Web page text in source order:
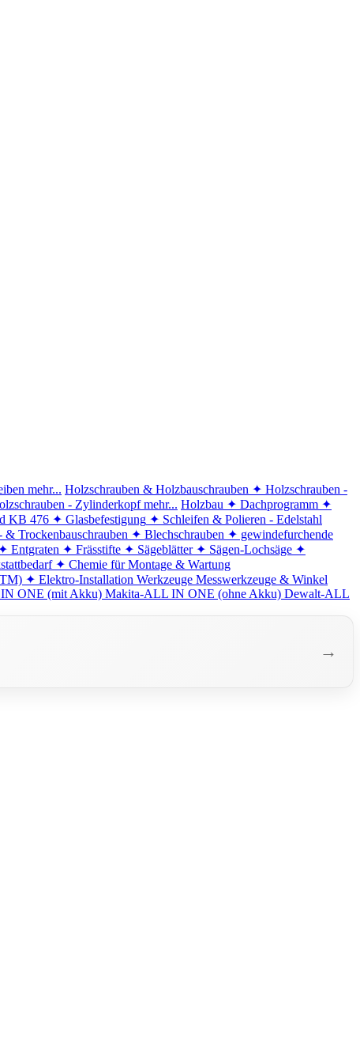
mehr... Holzschrauben & Holzbauschrauben ✦ Holzschrauben -
- Zylinderkopf mehr... Holzbau ✦ Dachprogramm ✦
KB 476 ✦ Glasbefestigung ✦ Schleifen & Polieren - Edelstahl
& Trockenbauschrauben ✦ Blechschrauben ✦ gewindefurchende
Entgraten ✦ Frässtifte ✦ Sägeblätter ✦ Sägen-Lochsäge ✦
✦ Chemie für Montage & Wartung
✦ Elektro-Installation Werkzeuge Messwerkzeuge & Winkel
ONE (mit Akku) Makita-ALL IN ONE (ohne Akku) Dewalt-ALL
→